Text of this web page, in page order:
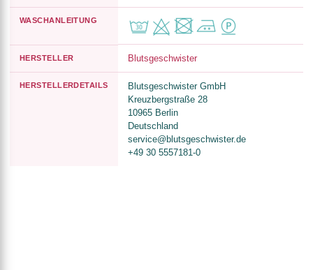
WASCHANLEITUNG
HERSTELLER Blutsgeschwister
HERSTELLERDETAILS
Blutsgeschwister GmbH
Kreuzbergstraße 28
10965 Berlin
Deutschland
service@blutsgeschwister.de
+49 30 5557181-0